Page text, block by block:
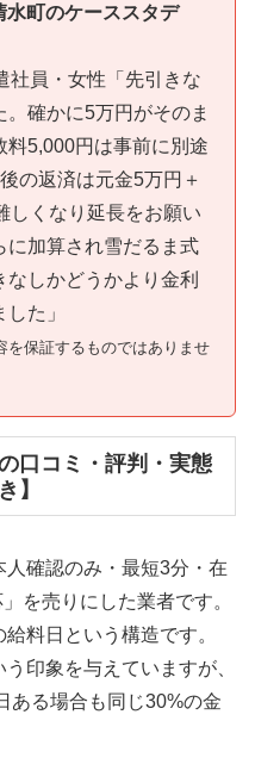
町のケーススタデ
社員・女性「先引きな
確かに5万円がそのま
料5,000円は事前に別途
の返済は元金5万円＋
しくなり延長をお願い
に加算され雪だるま式
しかどうかより金利
た」
保証するものではありませ
口コミ・評判・実態
】
確認のみ・最短3分・在
を売りにした業者です。
料日という構造です。
印象を与えていますが、
ある場合も同じ30%の金